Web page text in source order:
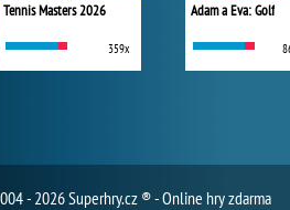
Tennis Masters 2026
359x
Adam a Eva: Golf
- 2026 Superhry.cz ® - Online hry zdarma